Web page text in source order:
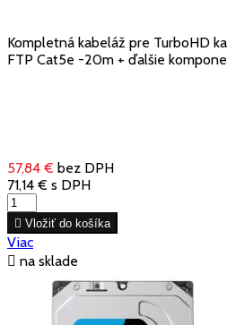
Kompletná kabeláž pre TurboHD
FTP Cat5e -20m + ďalšie
57,84 € bez DPH
71,14 € s DPH
 Vložiť do košíka
Viac
 na sklade